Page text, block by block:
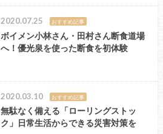
2020.07.25 おすすめ記事
ボイメン小林さん・田村さん断食道場
へ！優光泉を使った断食を初体験
2020.03.10 おすすめ記事
無駄なく備える「ローリングストッ
ク」日常生活からできる災害対策を